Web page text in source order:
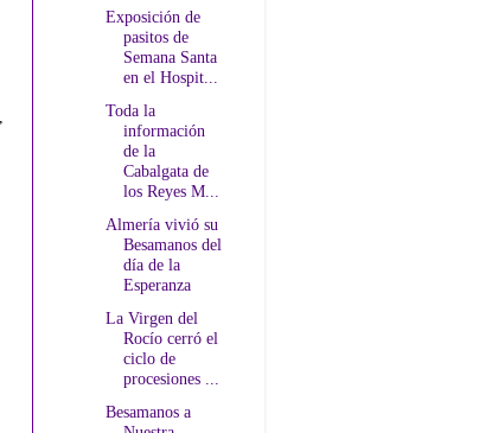
Exposición de
pasitos de
Semana Santa
en el Hospit...
Toda la
información
de la
Cabalgata de
los Reyes M...
Almería vivió su
Besamanos del
día de la
Esperanza
La Virgen del
Rocío cerró el
ciclo de
procesiones ...
Besamanos a